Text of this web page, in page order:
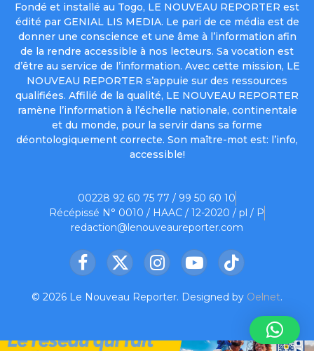
Fondé et installé au Togo, LE NOUVEAU REPORTER est
édité par GENIAL LIS MEDIA. Le pari de ce média est de
donner une conscience et une âme à l’information afin
de la rendre accessible à nos lecteurs. Sa vocation est
d’être au service de l’information. Avec cette mission, LE
NOUVEAU REPORTER s’appuie sur des ressources
qualifiées. Affilié de la qualité, LE NOUVEAU REPORTER
ramène l’information à l’échelle nationale, continentale
et du monde, pour la servir dans sa forme
déontologiquement correcte. Son maître-mot est: l’info,
accessible!
00228 92 60 75 77 / 99 50 60 10
Récépissé N° 0010 / HAAC / 12-2020 / pl / P
redaction@lenouveaureporter.com
Facebook
X
InstagramYouTubeTikTok
© 2026 Le Nouveau Reporter. Designed by Oelnet.